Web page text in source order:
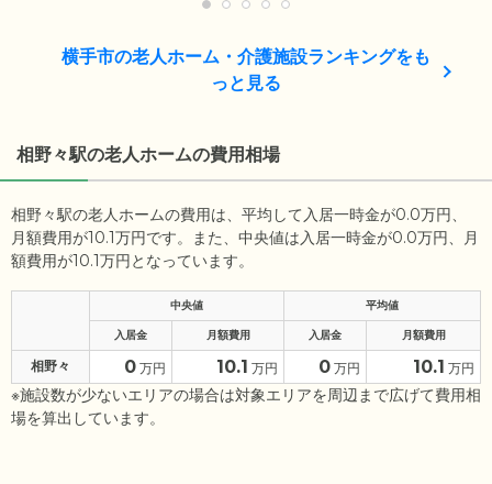
横手市の老人ホーム・介護施設ランキングをも
っと見る
相野々駅の老人ホームの費用相場
相野々駅の老人ホームの費用は、平均して入居一時金が0.0万円、
月額費用が10.1万円です。また、中央値は入居一時金が0.0万円、月
額費用が10.1万円となっています。
中央値 平均値
入居金 月額費用 入居金 月額費用
相野々 0 万円 10.1 万円 0 万円 10.1 万円
※施設数が少ないエリアの場合は対象エリアを周辺まで広げて費用相
場を算出しています。